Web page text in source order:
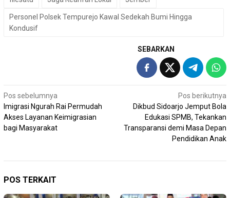
Personel Polsek Tempurejo Kawal Sedekah Bumi Hingga
Kondusif
SEBARKAN
Navigasi
pos
Pos sebelumnya
Imigrasi Ngurah Rai Permudah
Akses Layanan Keimigrasian
bagi Masyarakat
Pos berikutnya
Dikbud Sidoarjo Jemput Bola
Edukasi SPMB, Tekankan
Transparansi demi Masa Depan
Pendidikan Anak
POS TERKAIT